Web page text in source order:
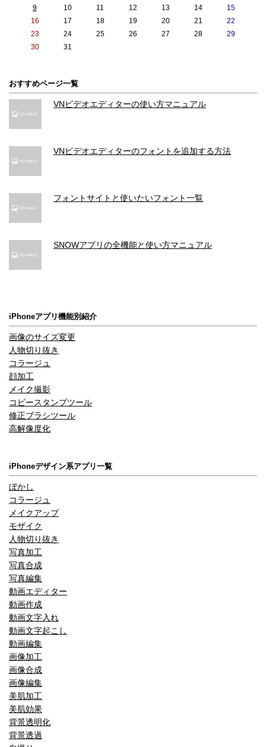
9
10 11 12 13 14
15
16
17 18 19 20 21
22
23
24 25 26 27 28
29
30
31
おすすめページ一覧
VNビデオエディターの使い方マニュアル
VNビデオエディターのフォントを追加する方法
フォントサイトと使いたいフォント一覧
SNOWアプリの全機能と使い方マニュアル
iPhoneアプリ機能別紹介
画像のサイズ変更
人物切り抜き
コラージュ
顔加工
メイク撮影
コピースタンプツール
修正ブラシツール
高解像度化
iPhoneデザイン系アプリ一覧
ぼかし
コラージュ
メイクアップ
モザイク
人物切り抜き
写真加工
写真合成
写真編集
動画エディター
動画作成
動画文字入れ
動画文字起こし
動画編集
画像加工
画像合成
画像編集
美肌加工
美肌効果
背景透明化
背景透過